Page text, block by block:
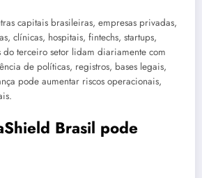
capitais brasileiras, empresas privadas,
clínicas, hospitais, fintechs, startups,
do terceiro setor lidam diariamente com
de políticas, registros, bases legais,
pode aumentar riscos operacionais,
Brasil pode